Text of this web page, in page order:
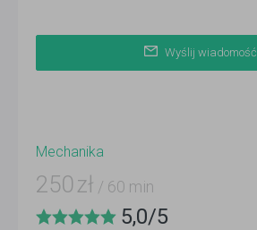
Wyślij wiadomość
Mechanika
250 zł / 60 min
5,0/5